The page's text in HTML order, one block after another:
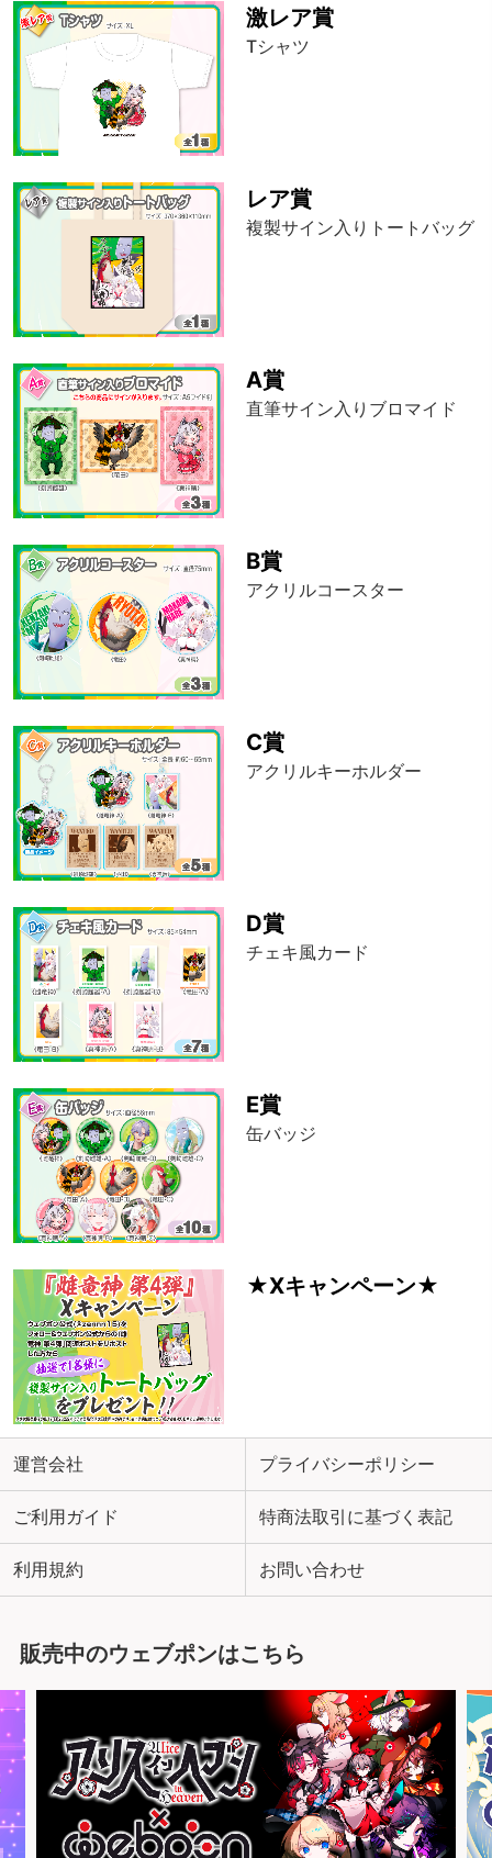
激レア賞
Tシャツ
レア賞
複製サイン入りトートバッグ
A賞
直筆サイン入りブロマイド
B賞
アクリルコースター
C賞
アクリルキーホルダー
D賞
チェキ風カード
E賞
缶バッジ
★Xキャンペーン★
運営会社 プライバシーポリシー
ご利用ガイド 特商法取引に基づく表記
利用規約 お問い合わせ
販売中のウェブポンはこちら